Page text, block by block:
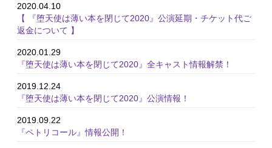
2020.04.10
【 『堕天使は薄い本を閉じて2020』公演延期・チケット代ご
返金について 】
2020.01.29
『堕天使は薄い本を閉じて2020』全キャスト情報解禁！
2019.12.24
『堕天使は薄い本を閉じて2020』公演情報！
2019.09.22
『ペトリコール』情報公開！